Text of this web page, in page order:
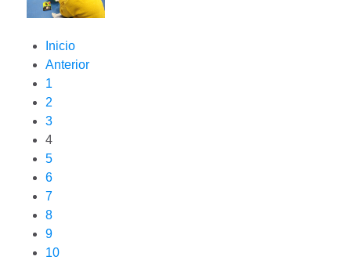
Inicio
Anterior
1
2
3
4
5
6
7
8
9
10